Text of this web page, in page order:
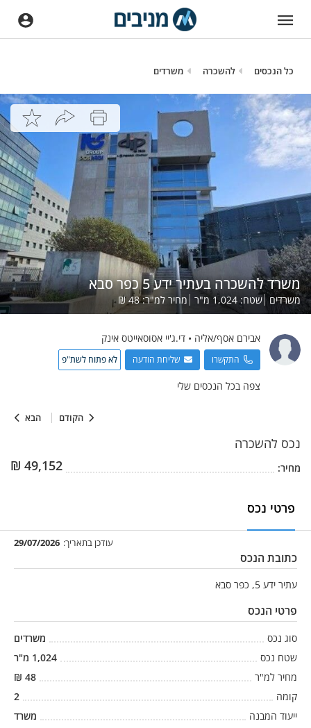
כל הנכסים להשכרה משרדים
הקודם הבא
משרד להשכרה בעתיר ידע 5 כפר סבא
משרדים שטח:1,024 מ"ר מחיר למ"ר:48
₪
אבירם אסף/אליה • די.ג'יי אסוסאייטס אינק
התקשרו שליחת הודעה לא פתוח לשת"פ
צפה בכל הנכסים שלי
נכס להשכרה
מחיר: 49,152
₪
פרטי נכס
עודכן בתאריך: 29/07/2026
כתובת הנכס
עתיר ידע 5, כפר סבא
פרטי הנכס
סוג נכס
משרדים
שטח נכס
1,024 מ"ר
מחיר למ"ר
48
₪
קומה
2
ייעוד המבנה
משרד